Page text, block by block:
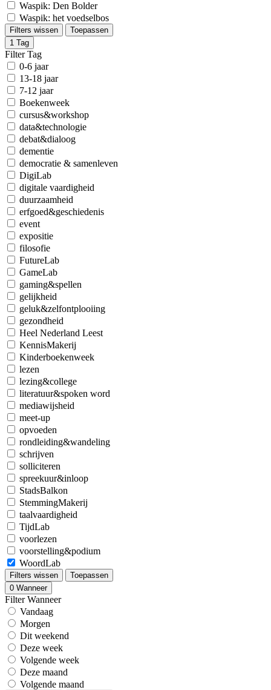
Waspik: Den Bolder
Waspik: het voedselbos
Filters wissen
Toepassen
1 Tag
Filter Tag
0-6 jaar
13-18 jaar
7-12 jaar
Boekenweek
cursus&workshop
data&technologie
debat&dialoog
dementie
democratie & samenleven
DigiLab
digitale vaardigheid
duurzaamheid
erfgoed&geschiedenis
event
expositie
filosofie
FutureLab
GameLab
gaming&spellen
gelijkheid
geluk&zelfontplooiing
gezondheid
Heel Nederland Leest
KennisMakerij
Kinderboekenweek
lezen
lezing&college
literatuur&spoken word
mediawijsheid
meet-up
opvoeden
rondleiding&wandeling
schrijven
solliciteren
spreekuur&inloop
StadsBalkon
StemmingMakerij
taalvaardigheid
TijdLab
voorlezen
voorstelling&podium
WoordLab
Filters wissen
Toepassen
0 Wanneer
Filter Wanneer
Vandaag
Morgen
Dit weekend
Deze week
Volgende week
Deze maand
Volgende maand